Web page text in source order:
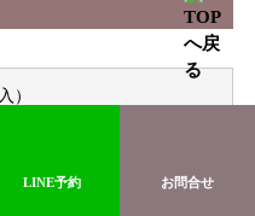
）
LINE予約 お問合せ